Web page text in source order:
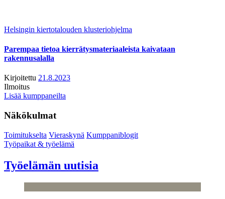
Helsingin kiertotalouden klusteriohjelma
Parempaa tietoa kierrätysmateriaaleista kaivataan
rakennusalalla
Kirjoitettu 21.8.2023
Ilmoitus
Lisää kumppaneilta
Näkökulmat
Toimitukselta Vieraskynä Kumppaniblogit
Työpaikat & työelämä
Työelämän uutisia